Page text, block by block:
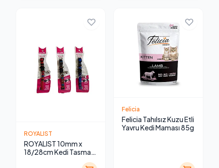
ROYALIST
ROYALIST 10mm x
18/28cm Kedi Tasması
Felicia
Felicia Tahılsız Kuzu Etli
Yavru Kedi Maması 85g